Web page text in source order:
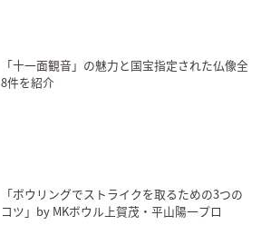
「十一面観音」の魅力と国宝指定された仏像全
8件を紹介
「ボウリングでストライクを取るための3つの
コツ」by MKボウル上賀茂・平山陽一プロ